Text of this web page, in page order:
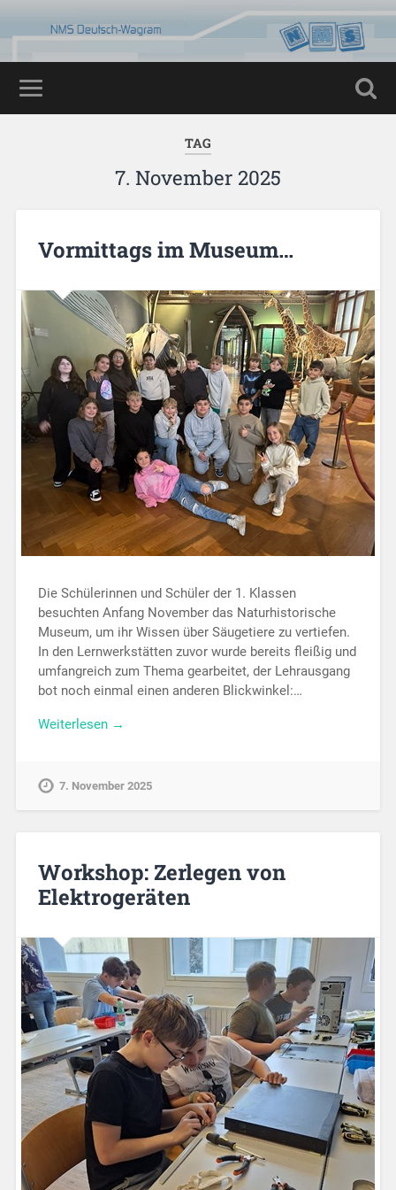
TAG
7. November 2025
Vormittags im Museum…
Die Schülerinnen und Schüler der 1. Klassen
besuchten Anfang November das Naturhistorische
Museum, um ihr Wissen über Säugetiere zu vertiefen.
In den Lernwerkstätten zuvor wurde bereits fleißig und
umfangreich zum Thema gearbeitet, der Lehrausgang
bot noch einmal einen anderen Blickwinkel:…
Weiterlesen →
7. November 2025
Workshop: Zerlegen von
Elektrogeräten